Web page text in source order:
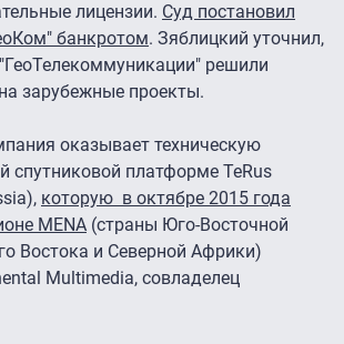
лицензии. Суд постановил
банкротом. Зяблицкий уточнил,
решили
зарубежные проекты.
оказывает техническую
спутниковой платформе TeRus
которую в октябре 2015 года
MENA (страны Юго-Восточной
Востока и Северной Африки)
Multimedia, совладелец